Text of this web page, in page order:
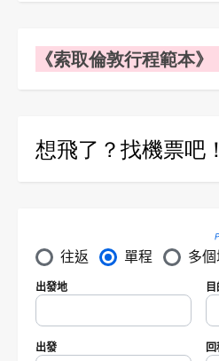
《索取倫敦行程範本》
想飛了？找機票吧！